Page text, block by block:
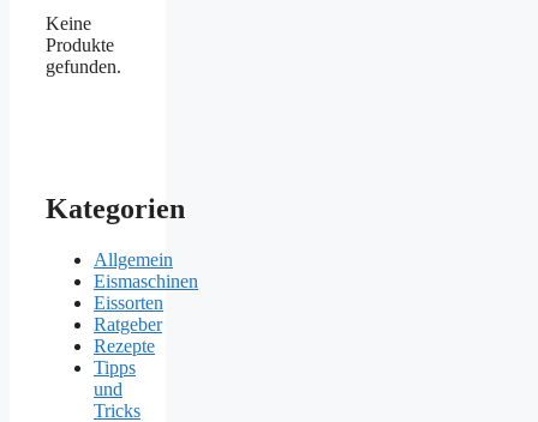
Keine
Produkte
gefunden.
Kategorien
Allgemein
Eismaschinen
Eissorten
Ratgeber
Rezepte
Tipps
und
Tricks